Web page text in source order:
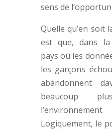
sens de
Quelle qu’en soit
est que, dans la
pays où les
les garçons
abandonnent
beaucoup
Logiquement, le